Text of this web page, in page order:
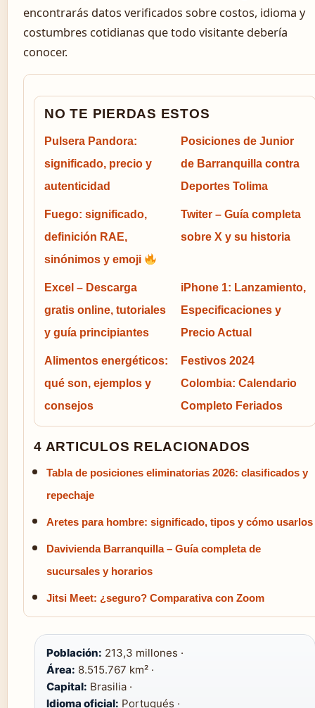
encontrarás datos verificados sobre costos, idioma y
costumbres cotidianas que todo visitante debería
conocer.
NO TE PIERDAS ESTOS
Pulsera Pandora:
significado, precio y
autenticidad
Posiciones de Junior
de Barranquilla contra
Deportes Tolima
Fuego: significado,
definición RAE,
sinónimos y emoji
Twiter – Guía completa
sobre X y su historia
Excel – Descarga
gratis online, tutoriales
y guía principiantes
iPhone 1: Lanzamiento,
Especificaciones y
Precio Actual
Alimentos energéticos:
qué son, ejemplos y
consejos
Festivos 2024
Colombia: Calendario
Completo Feriados
4 ARTICULOS RELACIONADOS
Tabla de posiciones eliminatorias 2026: clasificados y
repechaje
Aretes para hombre: significado, tipos y cómo usarlos
Davivienda Barranquilla – Guía completa de
sucursales y horarios
Jitsi Meet: ¿seguro? Comparativa con Zoom
Población: 213,3 millones ·
Área: 8.515.767 km² ·
Capital: Brasilia ·
Idioma oficial: Portugués ·